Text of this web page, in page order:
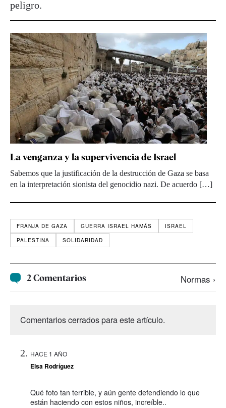
peligro.
La venganza y la supervivencia de Israel
Sabemos que la justificación de la destrucción de Gaza se basa
en la interpretación sionista del genocidio nazi. De acuerdo […]
FRANJA DE GAZA GUERRA ISRAEL HAMÁS
ISRAEL
PALESTINA
SOLIDARIDAD
2 Comentarios Normas ›
Comentarios cerrados para este artículo.
HACE 1 AÑO
Elsa Rodríguez
Qué foto tan terrible, y aún gente defendiendo lo que
están haciendo con estos niños, increíble..